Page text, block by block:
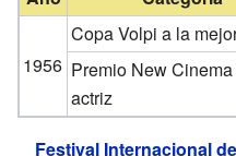
1956
Copa Volpi a la
Premio New
actriz
Festival Internacional